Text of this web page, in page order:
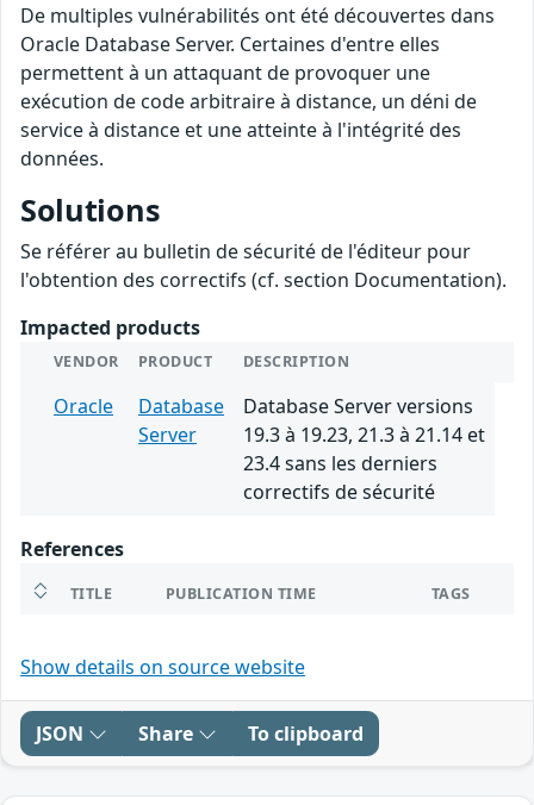
De multiples vulnérabilités ont été découvertes dans
Oracle Database Server. Certaines d'entre elles
permettent à un attaquant de provoquer une
exécution de code arbitraire à distance, un déni de
service à distance et une atteinte à l'intégrité des
données.
Solutions
Se référer au bulletin de sécurité de l'éditeur pour
l'obtention des correctifs (cf. section Documentation).
Impacted products
VENDOR PRODUCT DESCRIPTION
Oracle
Database
Server
Database Server versions
19.3 à 19.23, 21.3 à 21.14 et
23.4 sans les derniers
correctifs de sécurité
References
TITLE PUBLICATION TIME TAGS
Show details on source website
JSON Share To clipboard